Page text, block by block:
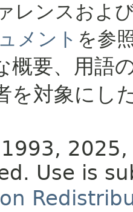
レンスおよ
メント を参
概要、用語
を対象にし
Use is